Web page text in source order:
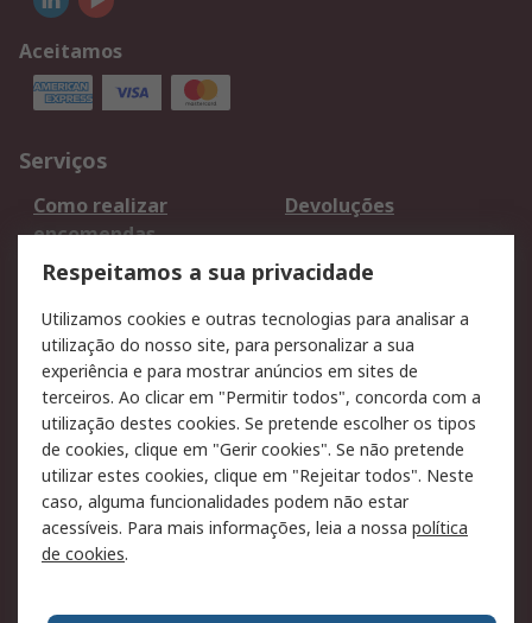
Aceitamos
Serviços
Como realizar
encomendas
Devoluções
Formas de entrega
Qualidade e ambiente
Pagamento e
faturação
Legal
Aviso legal
Política de cookies
Política de privacidade
- Atualizada
Segurança de emails
Condições de venda
Respeitamos a sua privacidade
Utilizamos cookies e outras tecnologias para analisar a
utilização do nosso site, para personalizar a sua
experiência e para mostrar anúncios em sites de
terceiros. Ao clicar em "Permitir todos", concorda com a
utilização destes cookies. Se pretende escolher os tipos
de cookies, clique em "Gerir cookies". Se não pretende
utilizar estes cookies, clique em "Rejeitar todos". Neste
caso, alguma funcionalidades podem não estar
acessíveis. Para mais informações, leia a nossa política
de cookies.